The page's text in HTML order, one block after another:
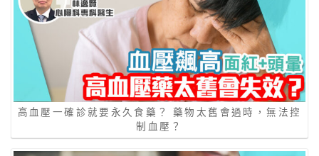
高血壓一確診就要永久食藥？ 藥物太舊會過時，無法控
制血壓？